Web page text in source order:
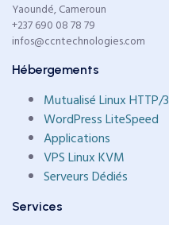
Yaoundé, Cameroun
+237 690 08 78 79
infos@ccntechnologies.com
Hébergements
Mutualisé Linux HTTP/3
WordPress LiteSpeed
Applications
VPS Linux KVM
Serveurs Dédiés
Services